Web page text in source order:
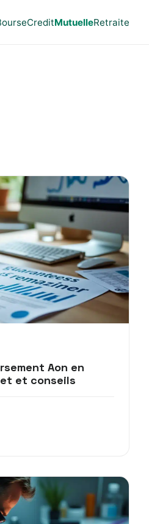
CreditMutuelleRetraite
Aon en
et conseils